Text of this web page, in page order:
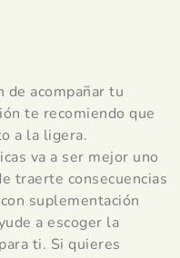
de acompañar tu
te recomiendo que
a la ligera.
va a ser mejor uno
traerte consecuencias
suplementación
a escoger la
ti. Si quieres